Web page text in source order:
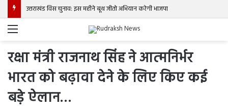
Menu
रक्षा मंत्री राजनाथ सिंह ने आत्‍मनिर्भर
भारत को बढ़ावा देने के लिए किए कई
बड़े ऐलान…